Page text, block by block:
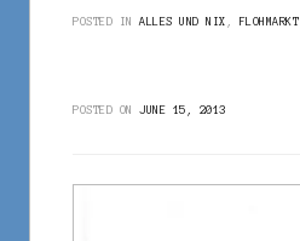
POSTED INALLES UND NIX , FLOHMARKT
POSTED ON JUNE 15, 2013